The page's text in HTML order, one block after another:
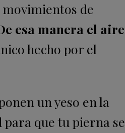
de
esa manera el aire
hecho por el
un yeso en la
que tu pierna se